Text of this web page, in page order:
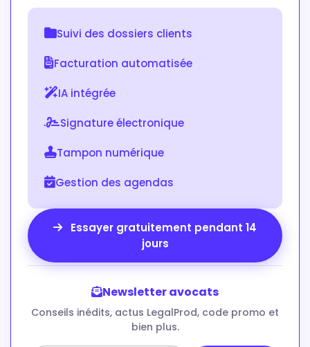
Suivi des dossiers clients
Facturation automatisée
IA intégrée
Signature électronique
Tampon numérique
Gestion des agendas
Essayer gratuitement pendant 14
jours
Newsletter avocats
Conseils inédits, actus LegalProd, code promo et
bien plus.